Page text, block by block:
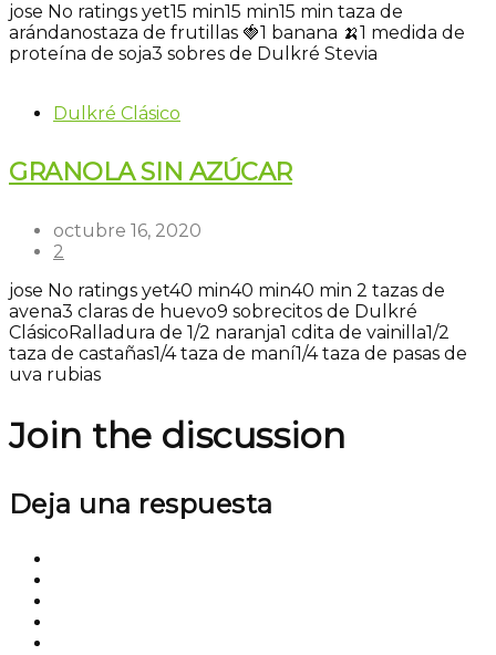
jose No ratings yet15 min15 min15 min taza de
arándanostaza de frutillas 🍓1 banana 🍌1 medida de
proteína de soja3 sobres de Dulkré Stevia
Dulkré Clásico
GRANOLA SIN AZÚCAR
octubre 16, 2020
2
jose No ratings yet40 min40 min40 min 2 tazas de
avena3 claras de huevo9 sobrecitos de Dulkré
ClásicoRalladura de 1/2 naranja1 cdita de vainilla1/2
taza de castañas1/4 taza de maní1/4 taza de pasas de
uva rubias
Join the discussion
Deja una respuesta